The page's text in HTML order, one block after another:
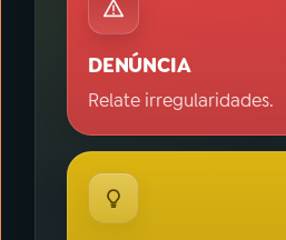
DENÚNCIA
Relate irregularidades.